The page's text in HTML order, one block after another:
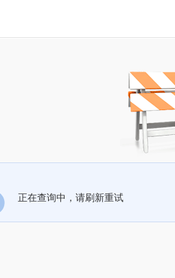
正在查询中，请刷新重试